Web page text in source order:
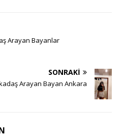
Arayan Bayanlar
SONRAKI
Arayan Bayan Ankara